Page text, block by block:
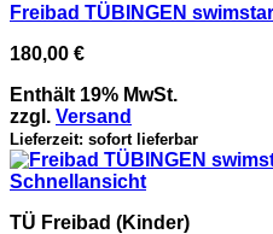
Freibad TÜBINGEN
180,00 €
Enthält 19% MwSt.
zzgl. Versand
Lieferzeit: sofort lieferbar
Schnellansicht
TÜ Freibad (Kinder)